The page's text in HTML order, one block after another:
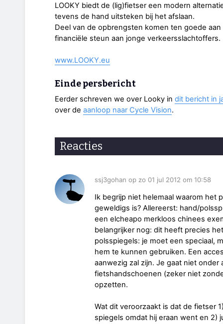
LOOKY biedt de (lig)fietser een modern
tevens de hand uitsteken bij het afslaan.
Deel van de opbrengsten komen ten goede
financiële steun aan jonge verkeersslachtoffers.
www.LOOKY.eu
Einde persbericht
Eerder schreven we over Looky in dit bericht in
over de aanloop naar Cycle Vision.
Reacties
ssj3gohan op zo 01 jul 2012 om 10:58
Ik begrijp niet helemaal waarom het
geweldigs is? Allereerst: hand/
een elcheapo merkloos chinees
belangrijker nog: dit heeft precies
polsspiegels: je moet een speciaal,
hem te kunnen gebruiken. Een
aanwezig zal zijn. Je gaat niet
fietshandschoenen (zeker niet
opzetten.
Wat dit veroorzaakt is dat de fietser
spiegels omdat hij eraan went en 2)